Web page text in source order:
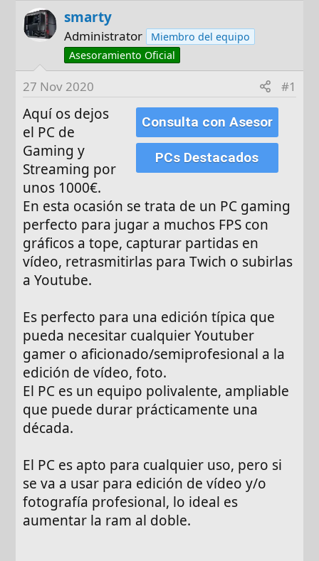
r
a
d
e
i
i
c
smarty
Administrator
Miembro del equipo
Asesoramiento Oficial
27 Nov 2020 #1
Consulta con Asesor
PCs Destacados
Aquí os dejos
el PC de
Gaming y
Streaming por
unos 1000€.
En esta ocasión se trata de un PC gaming
perfecto para jugar a muchos FPS con
gráficos a tope, capturar partidas en
vídeo, retrasmitirlas para Twich o subirlas
a Youtube.
Es perfecto para una edición típica que
pueda necesitar cualquier Youtuber
gamer o aficionado/semiprofesional a la
edición de vídeo, foto.
El PC es un equipo polivalente, ampliable
que puede durar prácticamente una
década.
El PC es apto para cualquier uso, pero si
se va a usar para edición de vídeo y/o
fotografía profesional, lo ideal es
aumentar la ram al doble.